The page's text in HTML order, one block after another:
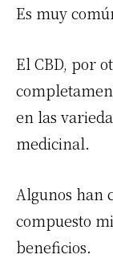
Es muy
El CBD, por
en las
medicinal.
Algunos han
compuesto
beneficios.